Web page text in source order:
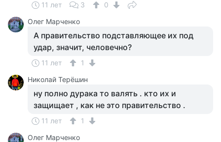
11 лет 3
0
Олег Марченко
А правительство подставляющее их под
удар, значит, человечно?
11 лет
1
Николай Терёшин
ну полно дурака то валять . кто их и
защищает , как не это правительство .
11 лет
1
Олег Марченко